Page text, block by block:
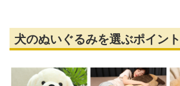
犬のぬいぐるみを選ぶポイント